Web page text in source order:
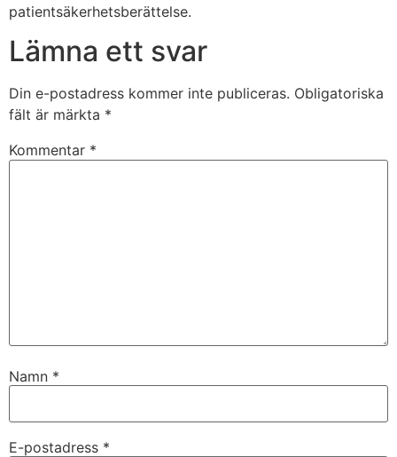
patientsäkerhetsberättelse.
Lämna ett svar
Din e-postadress kommer inte publiceras. Obligatoriska
fält är märkta *
Kommentar *
Namn *
E-postadress *